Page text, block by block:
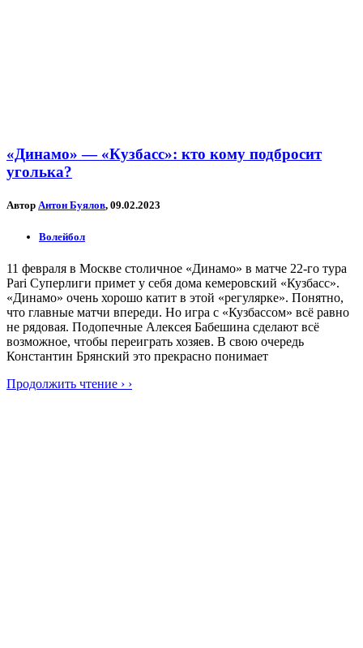
«Динамо» — «Кузбасс»: кто кому подбросит
уголька?
Автор Антон Буялов, 09.02.2023
Волейбол
11 февраля в Москве столичное «Динамо» в матче 22-го тура
Pari Суперлиги примет у себя дома кемеровский «Кузбасс».
«Динамо» очень хорошо катит в этой «регулярке». Понятно,
что главные матчи впереди. Но игра с «Кузбассом» всё равно
не рядовая. Подопечные Алексея Бабешина сделают всё
возможное, чтобы переиграть хозяев. В свою очередь
Константин Брянский это прекрасно понимает
Продолжить чтение › ›